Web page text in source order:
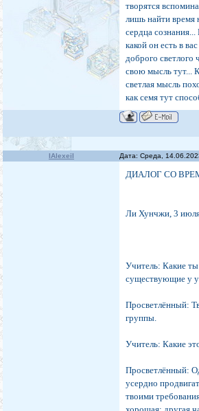
творятся
лишь найти время
сердца
какой он есть в
доброго
свою мысль тут...
светлая мысль
как семя тут
IAlexeiI Дата: Среда,
ДИАЛОГ СО
Ли Хунчжи, 3
Учитель: Какие
существующие у
Просветлённый:
группы.
Учитель: Какие
Просветлённый:
усердно
твоими